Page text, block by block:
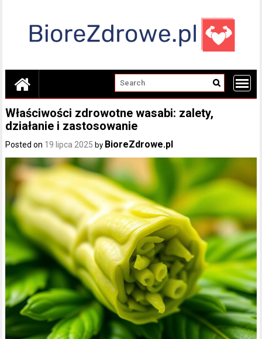
Właściwości zdrowotne wasabi: zalety,
działanie i zastosowanie
Posted on 19 lipca 2025 by BioreZdrowe.pl